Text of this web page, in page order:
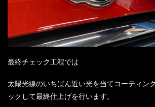
最終チェック工程では
太陽光線のいちばん近い光を当てコーティン
ックして最終仕上げを行います。